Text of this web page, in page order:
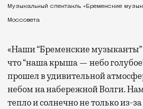
Музыкальный спектакль «Бременские
Моссовета
«Наши “Бременские музыканты”
что “наша крыша — небо
прошел в удивительной
небом на набережной Волги.
тепло и солнечно не только из-